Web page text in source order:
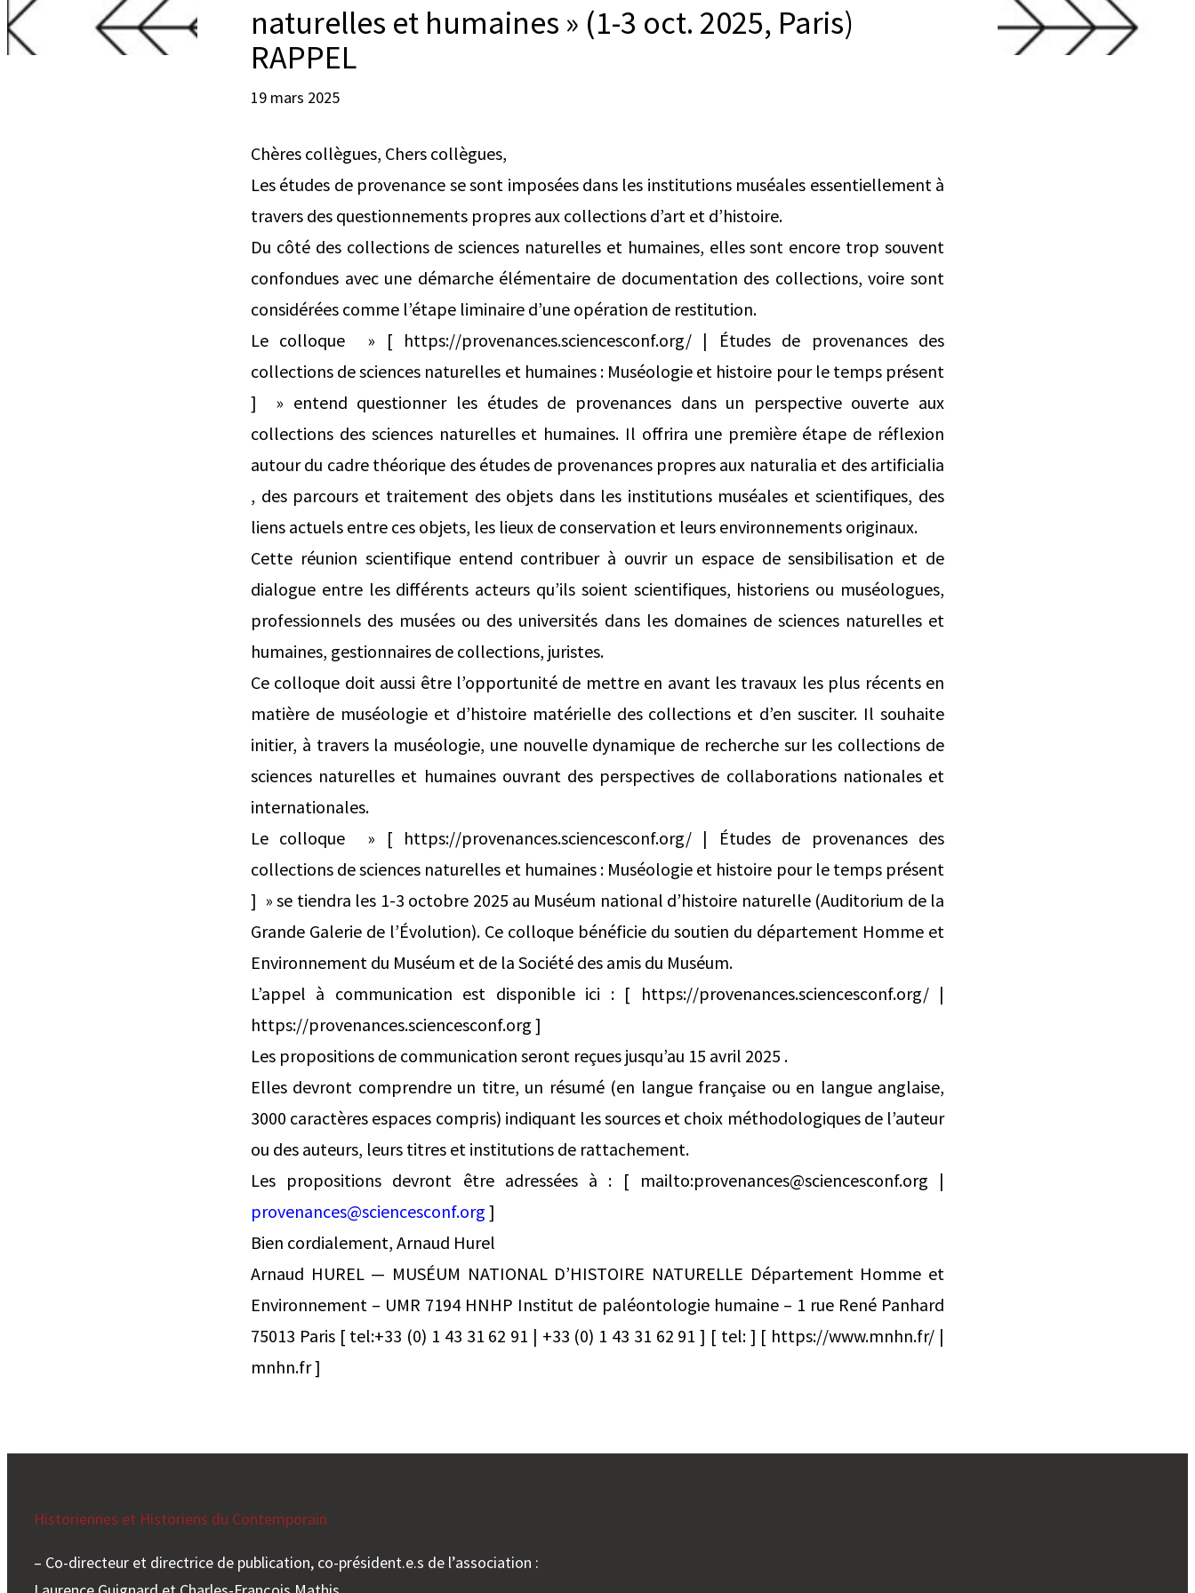
naturelles et humaines » (1-3 oct. 2025, Paris)
RAPPEL
19 mars 2025
Chères collègues, Chers collègues,
Les études de provenance se sont imposées dans les institutions muséales essentiellement à
travers des questionnements propres aux collections d’art et d’histoire.
Du côté des collections de sciences naturelles et humaines, elles sont encore trop souvent
confondues avec une démarche élémentaire de documentation des collections, voire sont
considérées comme l’étape liminaire d’une opération de restitution.
Le colloque » [ https://provenances.sciencesconf.org/ | Études de provenances des
collections de sciences naturelles et humaines : Muséologie et histoire pour le temps présent
] » entend questionner les études de provenances dans un perspective ouverte aux
collections des sciences naturelles et humaines. Il offrira une première étape de réflexion
autour du cadre théorique des études de provenances propres aux naturalia et des artificialia
, des parcours et traitement des objets dans les institutions muséales et scientifiques, des
liens actuels entre ces objets, les lieux de conservation et leurs environnements originaux.
Cette réunion scientifique entend contribuer à ouvrir un espace de sensibilisation et de
dialogue entre les différents acteurs qu’ils soient scientifiques, historiens ou muséologues,
professionnels des musées ou des universités dans les domaines de sciences naturelles et
humaines, gestionnaires de collections, juristes.
Ce colloque doit aussi être l’opportunité de mettre en avant les travaux les plus récents en
matière de muséologie et d’histoire matérielle des collections et d’en susciter. Il souhaite
initier, à travers la muséologie, une nouvelle dynamique de recherche sur les collections de
sciences naturelles et humaines ouvrant des perspectives de collaborations nationales et
internationales.
Le colloque » [ https://provenances.sciencesconf.org/ | Études de provenances des
collections de sciences naturelles et humaines : Muséologie et histoire pour le temps présent
] » se tiendra les 1-3 octobre 2025 au Muséum national d’histoire naturelle (Auditorium de la
Grande Galerie de l’Évolution). Ce colloque bénéficie du soutien du département Homme et
Environnement du Muséum et de la Société des amis du Muséum.
L’appel à communication est disponible ici : [ https://provenances.sciencesconf.org/ |
https://provenances.sciencesconf.org ]
Les propositions de communication seront reçues jusqu’au 15 avril 2025 .
Elles devront comprendre un titre, un résumé (en langue française ou en langue anglaise,
3000 caractères espaces compris) indiquant les sources et choix méthodologiques de l’auteur
ou des auteurs, leurs titres et institutions de rattachement.
Les propositions devront être adressées à : [ mailto:provenances@sciencesconf.org |
provenances@sciencesconf.org ]
Bien cordialement, Arnaud Hurel
Arnaud HUREL — MUSÉUM NATIONAL D’HISTOIRE NATURELLE Département Homme et
Environnement – UMR 7194 HNHP Institut de paléontologie humaine – 1 rue René Panhard
75013 Paris [ tel:+33 (0) 1 43 31 62 91 | +33 (0) 1 43 31 62 91 ] [ tel: ] [ https://www.mnhn.fr/ |
mnhn.fr ]
Historiennes et Historiens du Contemporain
– Co-directeur et directrice de publication, co-président.e.s de l’association :